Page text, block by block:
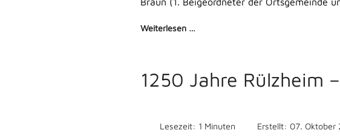
Weiterlesen …
1250 Jahre Rülzheim
Lesezeit: 1 Minuten Erstellt: 07. Oktober